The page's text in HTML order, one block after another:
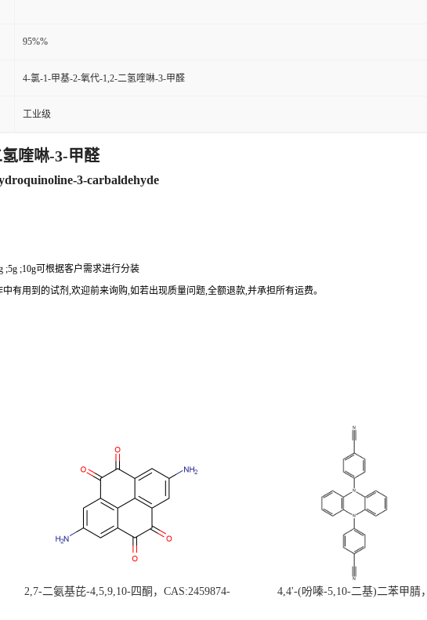
95%%
4-氯-1-甲基-2-氧代-1,2-二氢喹啉-3-甲醛
工业级
喹啉-3-甲醛
3-carbaldehyde
;5g ;10g可根据客户需求进行分装
有用到的试剂 ,欢迎前来询购,如若出现质量问题,全额退款,并承担所有运费。
2,7-二氨基芘-4,5,9,10-四酮，CAS:2459874-
4,4'-(吩嗪-5,10-二基)二苯甲腈，